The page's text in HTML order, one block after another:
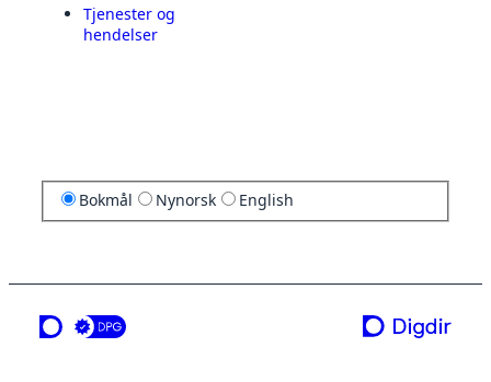
Tjenester og
hendelser
Bokmål Nynorsk English